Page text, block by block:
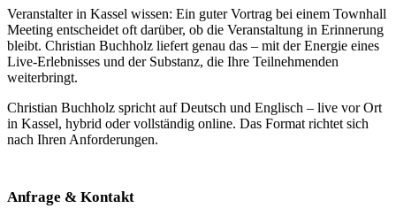
Veranstalter in Kassel wissen: Ein guter Vortrag bei einem Townhall
Meeting entscheidet oft darüber, ob die Veranstaltung in Erinnerung
bleibt. Christian Buchholz liefert genau das – mit der Energie eines
Live-Erlebnisses und der Substanz, die Ihre Teilnehmenden
weiterbringt.
Christian Buchholz spricht auf Deutsch und Englisch – live vor Ort
in Kassel, hybrid oder vollständig online. Das Format richtet sich
nach Ihren Anforderungen.
Anfrage & Kontakt